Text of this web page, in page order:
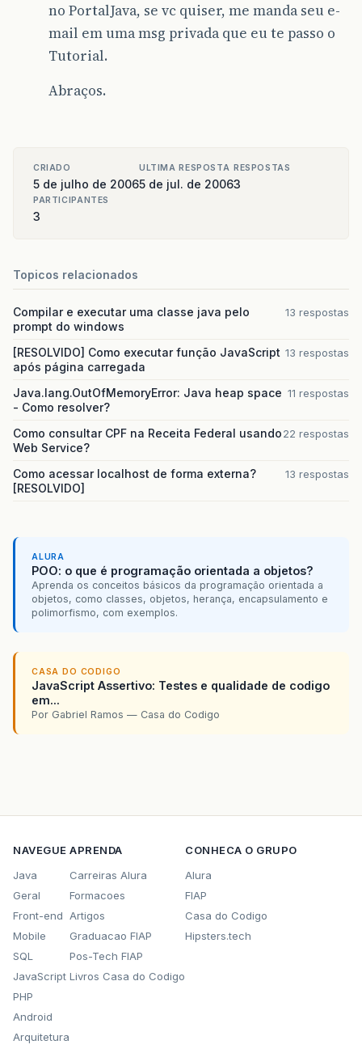
no PortalJava, se vc quiser, me manda seu e-
mail em uma msg privada que eu te passo o
Tutorial.
Abraços.
CRIADO
5 de julho de 2006
ULTIMA RESPOSTA
5 de jul. de 2006
RESPOSTAS
3
PARTICIPANTES
3
Topicos relacionados
Compilar e executar uma classe java pelo
prompt do windows
13 respostas
[RESOLVIDO] Como executar função JavaScript
após página carregada
13 respostas
Java.lang.OutOfMemoryError: Java heap space
- Como resolver?
11 respostas
Como consultar CPF na Receita Federal usando
Web Service?
22 respostas
Como acessar localhost de forma externa?
[RESOLVIDO]
13 respostas
ALURA
POO: o que é programação orientada a objetos?
Aprenda os conceitos básicos da programação orientada a
objetos, como classes, objetos, herança, encapsulamento e
polimorfismo, com exemplos.
CASA DO CODIGO
JavaScript Assertivo: Testes e qualidade de codigo
em...
Por Gabriel Ramos — Casa do Codigo
NAVEGUE
Java
Geral
Front-end
Mobile
SQL
JavaScript
PHP
Android
Arquitetura
APRENDA
Carreiras Alura
Formacoes
Artigos
Graduacao FIAP
Pos-Tech FIAP
Livros Casa do Codigo
CONHECA O GRUPO
Alura
FIAP
Casa do Codigo
Hipsters.tech